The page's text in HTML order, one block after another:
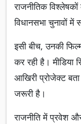
राजनीतिक
विधानसभा चुनावों
इसी बीच, उनकी
कर रही है। मीडिया
आखिरी प्रोजेक्ट
जरूरी है।
राजनीति में प्रवेश